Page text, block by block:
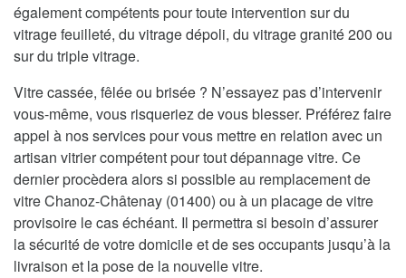
également compétents pour toute intervention sur du
vitrage feuilleté, du vitrage dépoli, du vitrage granité 200 ou
sur du triple vitrage.
Vitre cassée, fêlée ou brisée ? N’essayez pas d’intervenir
vous-même, vous risqueriez de vous blesser. Préférez faire
appel à nos services pour vous mettre en relation avec un
artisan vitrier compétent pour tout dépannage vitre. Ce
dernier procèdera alors si possible au remplacement de
vitre Chanoz-Châtenay (01400) ou à un placage de vitre
provisoire le cas échéant. Il permettra si besoin d’assurer
la sécurité de votre domicile et de ses occupants jusqu’à la
livraison et la pose de la nouvelle vitre.